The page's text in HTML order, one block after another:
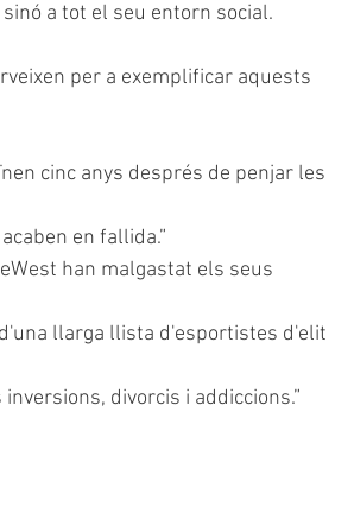
a tot el seu entorn social.
per a exemplificar aquests
cinc anys després de penjar les
en fallida.”
han malgastat els seus
llarga llista d'esportistes d'elit
divorcis i addiccions.”